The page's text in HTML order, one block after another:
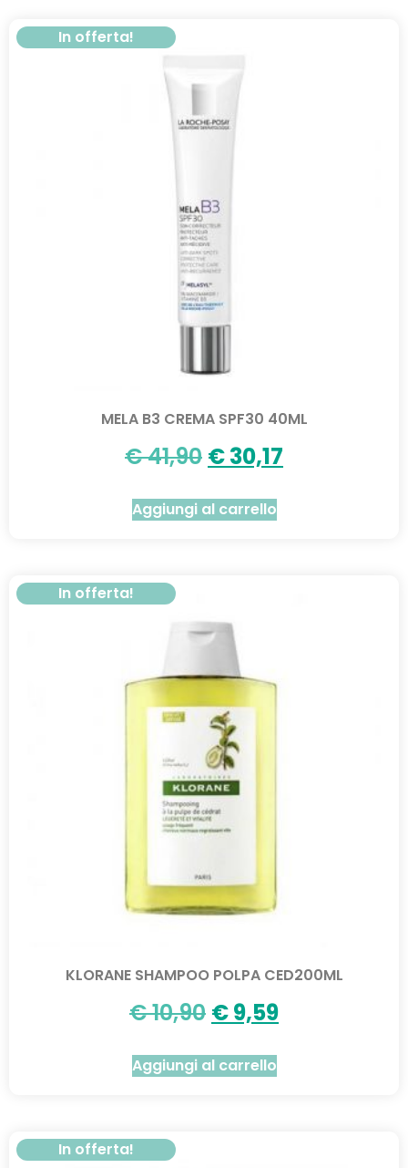
In offerta!
MELA B3 CREMA SPF30 40ML
€41,90 €30,17
Aggiungi al carrello
In offerta!
KLORANE SHAMPOO POLPA CED200ML
€10,90 €9,59
Aggiungi al carrello
In offerta!